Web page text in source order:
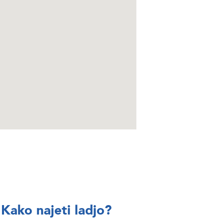
Kako najeti ladjo?
BRSKAJTE
Split najem